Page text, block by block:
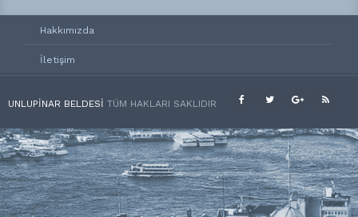
Hakkımızda
İletişim
UNLUPINAR BELDESI TÜM HAKLARI SAKLIDIR